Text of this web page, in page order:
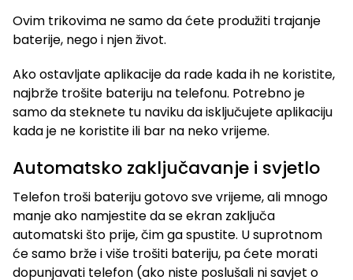
Ovim trikovima ne samo da ćete produžiti trajanje
baterije, nego i njen život.
Ako ostavljate aplikacije da rade kada ih ne koristite,
najbrže trošite bateriju na telefonu. Potrebno je
samo da steknete tu naviku da isključujete aplikaciju
kada je ne koristite ili bar na neko vrijeme.
Automatsko zaključavanje i svjetlo
Telefon troši bateriju gotovo sve vrijeme, ali mnogo
manje ako namjestite da se ekran zaključa
automatski što prije, čim ga spustite. U suprotnom
će samo brže i više trošiti bateriju, pa ćete morati
dopunjavati telefon (ako niste poslušali ni savjet o